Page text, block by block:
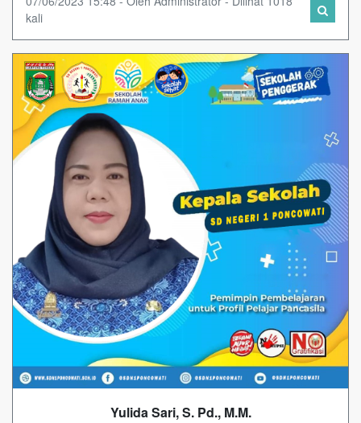
kali
Yulida Sari, S. Pd., M.M.